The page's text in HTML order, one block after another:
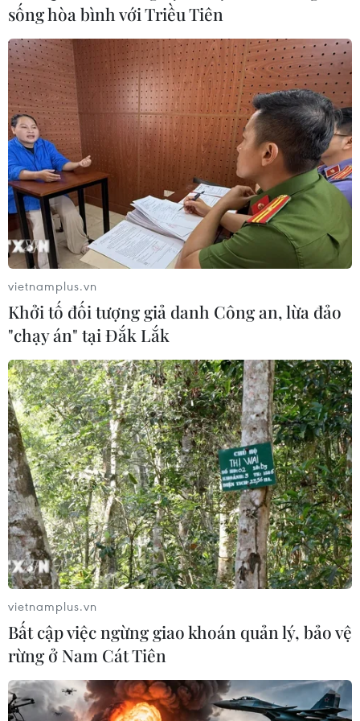
sống hòa bình với Triều Tiên
vietnamplus.vn
Khởi tố đối tượng giả danh Công an, lừa đảo
"chạy án" tại Đắk Lắk
vietnamplus.vn
Bất cập việc ngừng giao khoán quản lý, bảo vệ
rừng ở Nam Cát Tiên